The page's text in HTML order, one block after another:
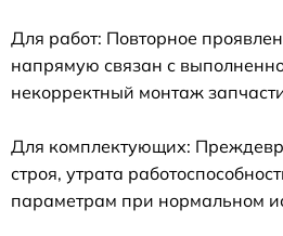
Для работ: Повторное
напрямую связан с
некорректный монтаж
Для комплектующих:
строя, утрата
параметрам при нормальном